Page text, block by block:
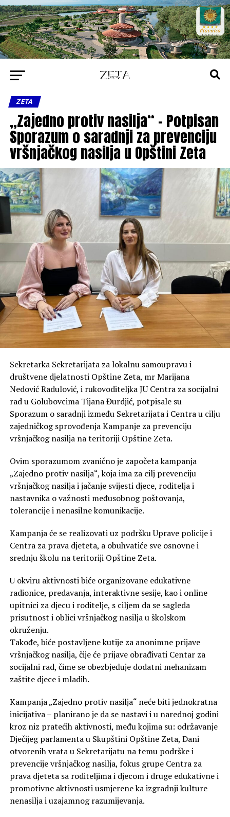
ZETA
„Zajedno protiv nasilja“ – Potpisan
Sporazum o saradnji za prevenciju
vršnjačkog nasilja u Opštini Zeta
Sekretarka Sekretarijata za lokalnu samoupravu i
društvene djelatnosti Opštine Zeta, mr Marijana
Nedović Radulović, i rukovoditeljka JU Centra za socijalni
rad u Golubovcima Tijana Đurdjić, potpisale su
Sporazum o saradnji između Sekretarijata i Centra u cilju
zajedničkog sprovođenja Kampanje za prevenciju
vršnjačkog nasilja na teritoriji Opštine Zeta.
Ovim sporazumom zvanično je započeta kampanja
„Zajedno protiv nasilja“, koja ima za cilj prevenciju
vršnjačkog nasilja i jačanje svijesti djece, roditelja i
nastavnika o važnosti međusobnog poštovanja,
tolerancije i nenasilne komunikacije.
Kampanja će se realizovati uz podršku Uprave policije i
Centra za prava djeteta, a obuhvatiće sve osnovne i
srednju školu na teritoriji Opštine Zeta.
U okviru aktivnosti biće organizovane edukativne
radionice, predavanja, interaktivne sesije, kao i online
upitnici za djecu i roditelje, s ciljem da se sagleda
prisutnost i oblici vršnjačkog nasilja u školskom
okruženju.
Takođe, biće postavljene kutije za anonimne prijave
vršnjačkog nasilja, čije će prijave obrađivati Centar za
socijalni rad, čime se obezbjeđuje dodatni mehanizam
zaštite djece i mladih.
Kampanja „Zajedno protiv nasilja“ neće biti jednokratna
inicijativa – planirano je da se nastavi i u narednoj godini
kroz niz pratećih aktivnosti, među kojima su: održavanje
Dječijeg parlamenta u Skupštini Opštine Zeta, Dani
otvorenih vrata u Sekretarijatu na temu podrške i
prevencije vršnjačkog nasilja, fokus grupe Centra za
prava djeteta sa roditeljima i djecom i druge edukativne i
promotivne aktivnosti usmjerene ka izgradnji kulture
nenasilja i uzajamnog razumijevanja.